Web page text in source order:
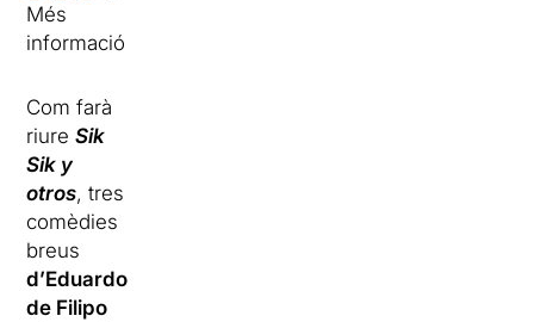
Més
informació
Com farà
riureSik
Sik y
otros, tres
comèdies
breus
d’Eduardo
de Filipo